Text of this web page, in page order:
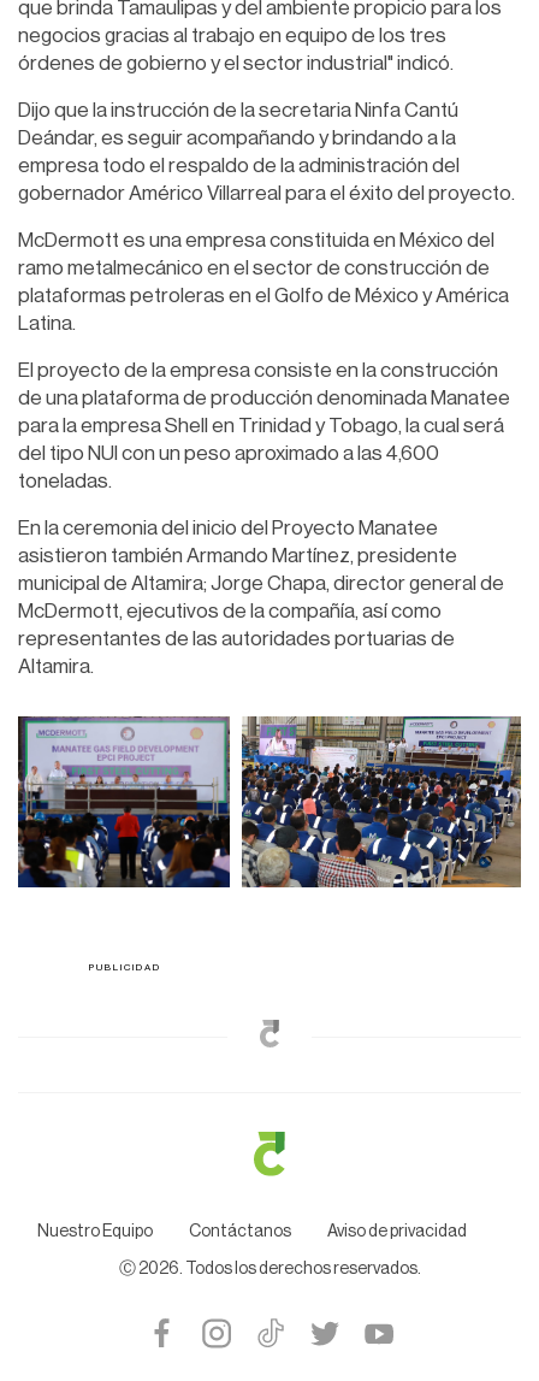
que brinda Tamaulipas y del ambiente propicio para los
negocios gracias al trabajo en equipo de los tres
órdenes de gobierno y el sector industrial" indicó.
Dijo que la instrucción de la secretaria Ninfa Cantú
Deándar, es seguir acompañando y brindando a la
empresa todo el respaldo de la administración del
gobernador Américo Villarreal para el éxito del proyecto.
McDermott es una empresa constituida en México del
ramo metalmecánico en el sector de construcción de
plataformas petroleras en el Golfo de México y América
Latina.
El proyecto de la empresa consiste en la construcción
de una plataforma de producción denominada Manatee
para la empresa Shell en Trinidad y Tobago, la cual será
del tipo NUI con un peso aproximado a las 4,600
toneladas.
En la ceremonia del inicio del Proyecto Manatee
asistieron también Armando Martínez, presidente
municipal de Altamira; Jorge Chapa, director general de
McDermott, ejecutivos de la compañía, así como
representantes de las autoridades portuarias de
Altamira.
Nuestro Equipo Contáctanos Aviso de privacidad
Ⓒ 2026. Todos los derechos reservados.